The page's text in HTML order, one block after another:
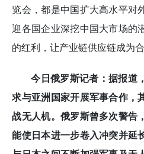
览会，都是中国扩大高水平对
迎各国企业深挖中国大市场的
的红利，让产业链供应链成为
今日俄罗斯记者：据报道
求与亚洲国家开展军事合作，
战无人机。俄罗斯曾多次警告
能使日本进一步卷入冲突并延